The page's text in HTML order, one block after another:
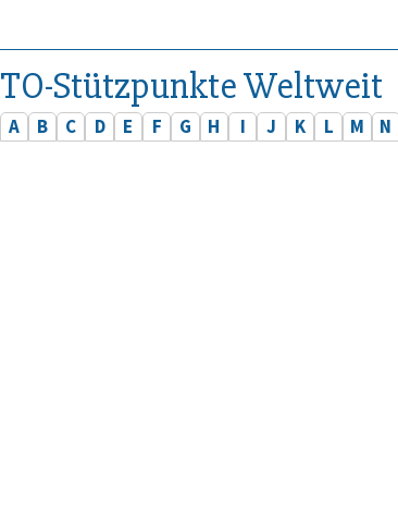
TO-Stützpunkte Weltweit
A B C D E F G H I J K L M N